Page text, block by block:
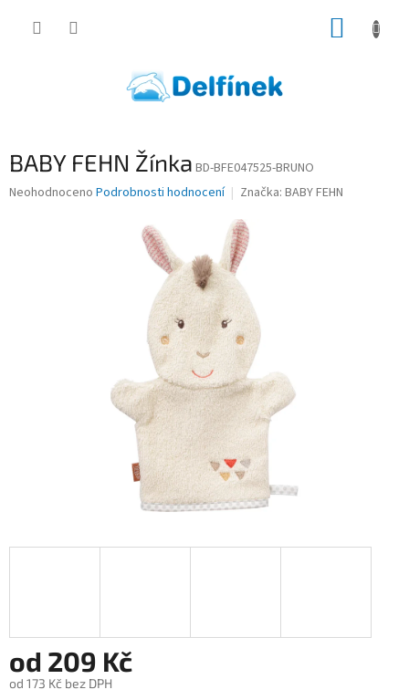
BABY FEHN Žínka BD-BFE047525-BRUNO
Průměrné
Neohodnoceno Podrobnosti hodnocení Značka: BABY FEHN
od 209 Kč
od 173 Kč bez DPH